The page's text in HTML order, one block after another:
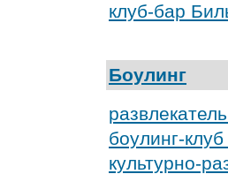
клуб-бар
Боулинг
боулинг-
культурно-